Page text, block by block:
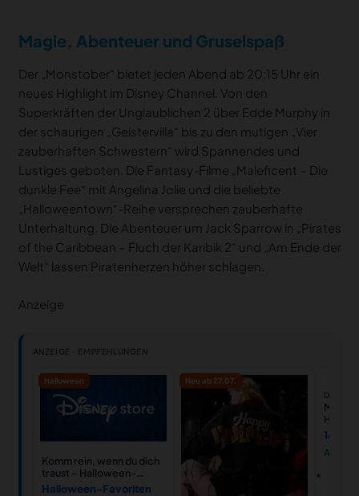
Magie, Abenteuer und Gruselspaß
Der „Monstober“ bietet jeden Abend ab 20:15 Uhr ein
neues Highlight im Disney Channel. Von den
Superkräften der Unglaublichen 2 über Edde Murphy in
der schaurigen „Geistervilla“ bis zu den mutigen „Vier
zauberhaften Schwestern“ wird Spannendes und
Lustiges geboten. Die Fantasy-Filme „Maleficent – Die
dunkle Fee“ mit Angelina Jolie und die beliebte
„Halloweentown“-Reihe versprechen zauberhafte
Unterhaltung. Die Abenteuer um Jack Sparrow in „Pirates
of the Caribbean – Fluch der Karibik 2“ und „Am Ende der
Welt“ lassen Piratenherzen höher schlagen.
Anzeige
ANZEIGE · EMPFEHLUNGEN
Halloween
Komm rein, wenn du dich
traust – Halloween-
Favoriten
Halloween-Favoriten
Neu ab 27.07.
DISNEY
Micky
16,00